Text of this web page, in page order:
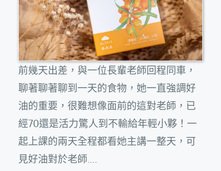
前幾天出差，與一位長輩老師回程同車，
聊著聊著聊到一天的食物，她一直強調好
油的重要，很難想像面前的這對老師，已
經70還是活力驚人到不輸給年輕小夥！一
起上課的兩天全程都看她主講一整天，可
見好油對於老師....